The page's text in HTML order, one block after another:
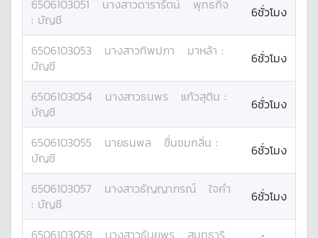
6506103051 นางสาวดารารัตน์
พุทธกิจ
: บัญชี 6ชั่วโมง
6506103053 นางสาวทิพปภา มาหล้า :
บัญชี
6ชั่วโมง
6506103054 นางสาวธนพร แก้วสุติน :
บัญชี
6ชั่วโมง
6506103055 นายธนพล ชื่นชมกลิ่น :
บัญชี
6ชั่วโมง
6506103057 นางสาวธัญญาภรณ์
ใจคำ
: บัญชี 6ชั่วโมง
6506103058 นางสาวธันยพร สมุทธาริ